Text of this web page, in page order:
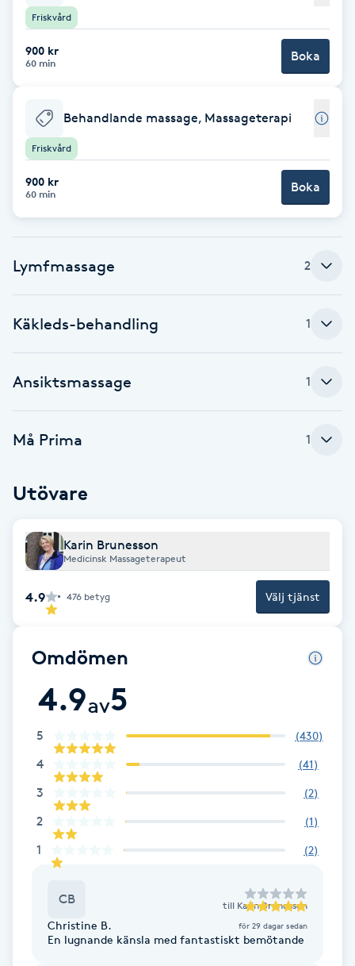
Brynplockning
Bröllopsuppsättning
C
Celluliter
Color correction
Cryoterapi
Damklippning
Diamantslipning
E
Extensions borttagning
Eyeliner-tatuering
F
Faceliftmassage
Fet hårbotten
Fettreducering
Fibromassage
Fotmassage
Friskvård
900 kr
60 min Boka
Behandlande massage, Massageterapi
Friskvård
900 kr
60 min Boka
Lymfmassage 2
Käkleds-behandling 1
Ansiktsmassage 1
Må Prima 1
Utövare
Karin Brunesson
Medicinsk Massageterapeut
4.9 476 betyg Välj tjänst
Omdömen
4.9av5
5 (430)
4 (41)
3 (2)
2 (1)
1 (2)
CB till Karin Brunesson
Christine B. för 29 dagar sedan
En lugnande känsla med fantastiskt bemötande